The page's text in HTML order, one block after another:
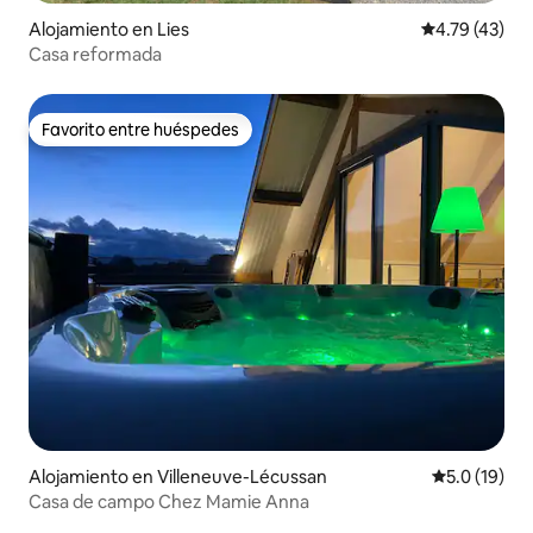
Alojamiento en Lies Calificación
4.79 (43)
Casa reformada
Favorito entre huéspedes
Favorito entre huéspedes
Alojamiento en Villeneuve-Lécussan Calificación
5.0 (19)
Casa de campo Chez Mamie Anna